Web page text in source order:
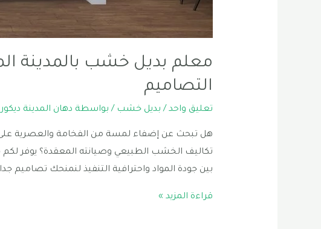
معلم بديل خشب بالمدينة
التصاميم
تعليق واحد / بديل خشب / بواسطة دهان المدينة
هل تبحث عن إضفاء لمسة من الفخامة والعصرية على
تكاليف الخشب الطبيعي وصيانته المعقدة؟ يوفر لكم
بين جودة المواد واحترافية التنفيذ لنمنحك تصاميم
معلم
قراءة المزيد »